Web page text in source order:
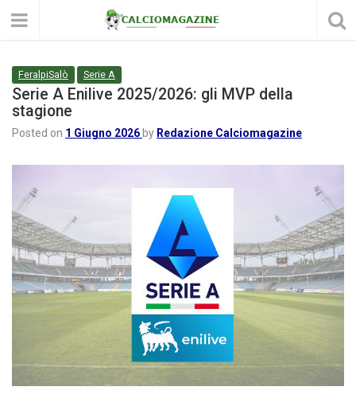
FeralpiSalò Serie A
Serie A Enilive 2025/2026: gli MVP della
stagione
Posted on 1 Giugno 2026 by Redazione Calciomagazine